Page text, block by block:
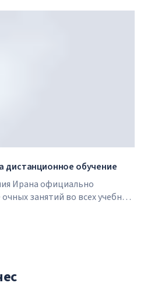
образования, созданной
дистанционное обучение
Ирана официально
занятий во всех учебных
дистанционный формат на